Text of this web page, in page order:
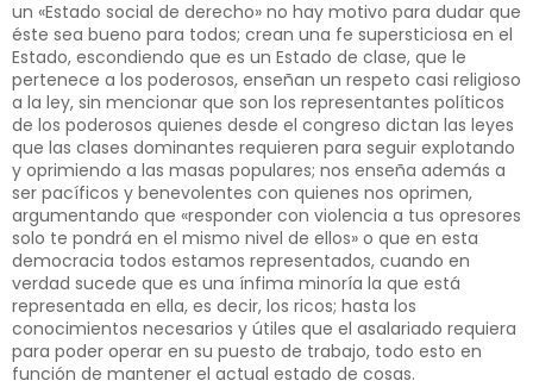
un «Estado social de derecho» no hay motivo para dudar que
éste sea bueno para todos; crean una fe supersticiosa en el
Estado, escondiendo que es un Estado de clase, que le
pertenece a los poderosos, enseñan un respeto casi religioso
a la ley, sin mencionar que son los representantes políticos
de los poderosos quienes desde el congreso dictan las leyes
que las clases dominantes requieren para seguir explotando
y oprimiendo a las masas populares; nos enseña además a
ser pacíficos y benevolentes con quienes nos oprimen,
argumentando que «responder con violencia a tus opresores
solo te pondrá en el mismo nivel de ellos» o que en esta
democracia todos estamos representados, cuando en
verdad sucede que es una ínfima minoría la que está
representada en ella, es decir, los ricos; hasta los
conocimientos necesarios y útiles que el asalariado requiera
para poder operar en su puesto de trabajo, todo esto en
función de mantener el actual estado de cosas.